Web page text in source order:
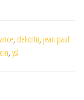
, dekoltu, jean paul
, ysl